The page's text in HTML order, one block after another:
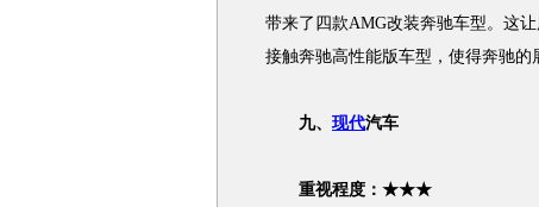
带来了四款AMG改装奔驰车型。这
接触奔驰高性能版车型，使得奔驰的
九、 现代汽车
重视程度：★★★